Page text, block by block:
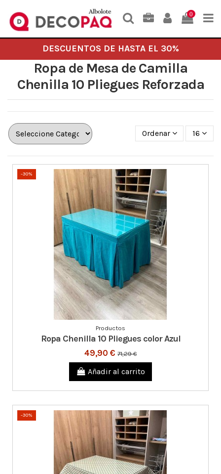
0
DESCUENTOS DE HASTA EL 30%
Ropa de Mesa de Camilla
Chenilla 10 Pliegues Reforzada
Ordenar 16
-30%
Productos
Ropa Chenilla 10 Pliegues color Azul
49,90 € 71,29 €
Añadir al carrito
-30%